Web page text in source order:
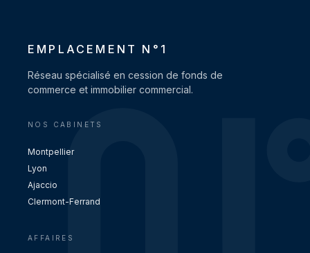
EMPLACEMENT N°1
Réseau spécialisé en cession de fonds de
commerce et immobilier commercial.
NOS CABINETS
Montpellier
Lyon
Ajaccio
Clermont-Ferrand
AFFAIRES